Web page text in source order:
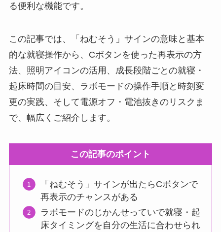
る便利な機能です。
この記事では、「ねむそう」サインの意味と基本
的な就寝操作から、Cボタンを使った再表示の方
法、照明アイコンの活用、成長段階ごとの就寝・
起床時間の目安、ラボモードの操作手順と時刻変
更の実践、そして電源オフ・電池抜きのリスクま
で、幅広くご紹介します。
この記事のポイント
「ねむそう」サインが出たらCボタンで
再表示のチャンスがある
ラボモードのじかんせっていで就寝・起
床タイミングを自分の生活に合わせられ